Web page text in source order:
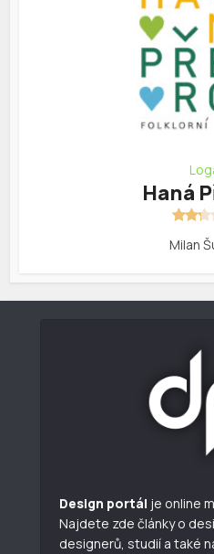
Haná
Milan
Design portál je online
Najdete zde články o
designerů, studií a také